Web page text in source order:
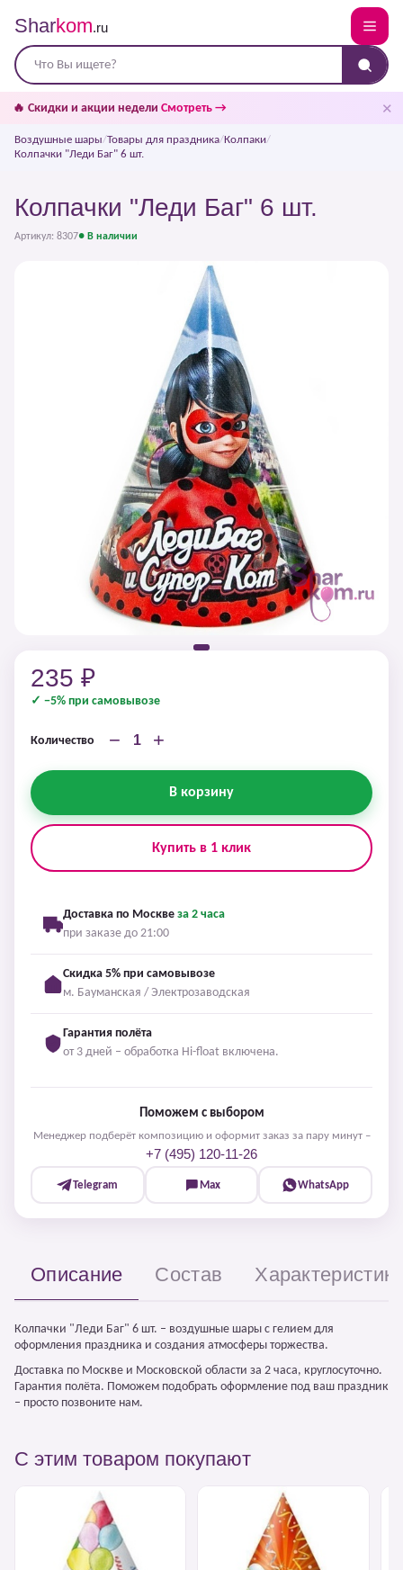
Sharkom.ru
🔥 Скидки и акции недели Смотреть → ✕
Воздушные шары/Товары для праздника/Колпаки/
Колпачки "Леди Баг" 6 шт.
Колпачки "Леди Баг" 6 шт.
Артикул: 8307● В наличии
235 ₽
✓ −5% при самовывозе
Количество − +
В корзину
Купить в 1 клик
Доставка по Москве за 2 часа
при заказе до 21:00
Скидка 5% при самовывозе
м. Бауманская / Электрозаводская
Гарантия полёта
от 3 дней – обработка Hi-float включена.
Поможем с выбором
Менеджер подберёт композицию и оформит заказ за пару минут –
+7 (495) 120-11-26
Telegram Max WhatsApp
Описание Состав
Колпачки "Леди Баг" 6 шт. – воздушные шары с гелием для
оформления праздника и создания атмосферы торжества.
Доставка по Москве и Московской области за 2 часа, круглосуточно.
Гарантия полёта. Поможем подобрать оформление под ваш праздник
– просто позвоните нам.
С этим товаром покупают